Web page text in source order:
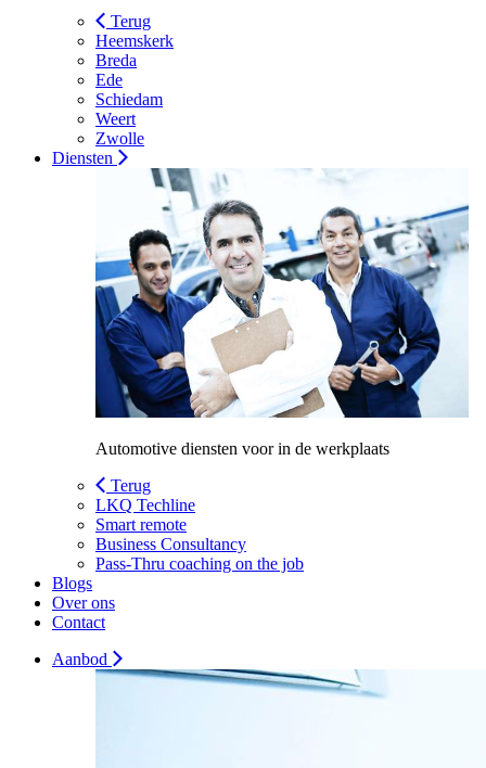
Terug
Heemskerk
Breda
Ede
Schiedam
Weert
Zwolle
Diensten
Automotive diensten voor in de werkplaats
Terug
LKQ Techline
Smart remote
Business Consultancy
Pass-Thru coaching on the job
Blogs
Over ons
Contact
Aanbod